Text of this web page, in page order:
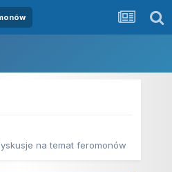
na temat feromonów